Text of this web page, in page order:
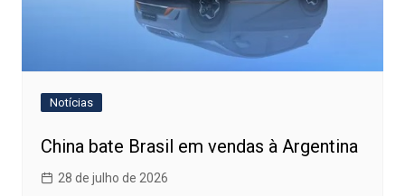
Notícias
China bate Brasil em vendas à Argentina
28 de julho de 2026